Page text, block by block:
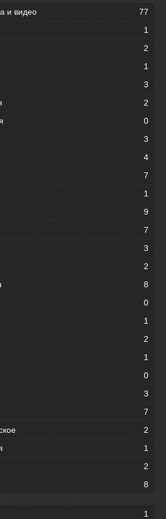
и видео
77
1
2
1
3
2
0
3
4
7
1
9
7
3
2
8
0
1
2
1
0
3
7
2
1
2
8
1